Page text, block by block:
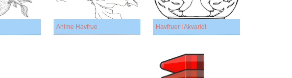
Anime Havfrue Havfruer I Akvariet